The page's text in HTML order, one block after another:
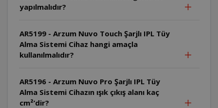
yapılmalıdır?
AR5199 - Arzum Nuvo Touch Şarjlı IPL Tüy
Alma Sistemi Cihaz hangi amaçla
kullanılmalıdır?
AR5196 - Arzum Nuvo Pro Şarjlı IPL Tüy
Alma Sistemi Cihazın ışık çıkış alanı kaç
cm²’dir?